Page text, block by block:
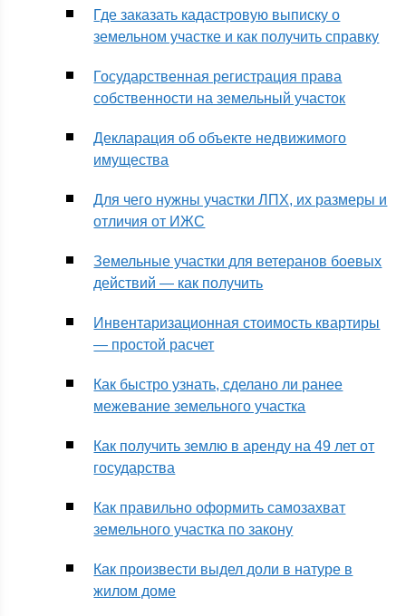
Где заказать кадастровую выписку о
земельном участке и как получить справку
Государственная регистрация права
собственности на земельный участок
Декларация об объекте недвижимого
имущества
Для чего нужны участки ЛПХ, их размеры и
отличия от ИЖС
Земельные участки для ветеранов боевых
действий — как получить
Инвентаризационная стоимость квартиры
— простой расчет
Как быстро узнать, сделано ли ранее
межевание земельного участка
Как получить землю в аренду на 49 лет от
государства
Как правильно оформить самозахват
земельного участка по закону
Как произвести выдел доли в натуре в
жилом доме